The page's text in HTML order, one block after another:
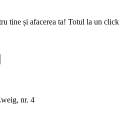
tine și afacerea ta! Totul la un click
nr. 4